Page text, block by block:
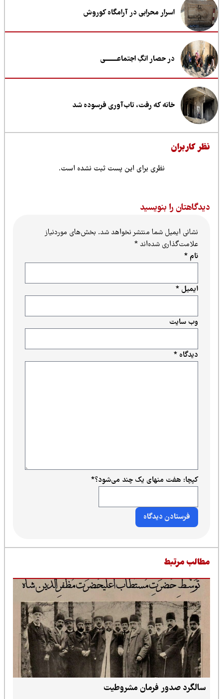
اسرار محرابی در آرامگاه کوروش
در حصار انگِ اجتماعــــــــی
خانه که رفت، تاب‌آوری فرسوده شد
کاربران
نظری برای این پست ثبت نشده است.
را بنویسید
نشانی ایمیل شما منتشر نخواهد شد.بخش‌های موردنیاز
علامت‌گذاری شده‌اند*
دیدگاه*
ایمیل*
وب‌ سایت
کپچا: هفت منهای یک چند می‌شود؟*
مرتبط
سالگرد صدور فرمان مشروطیت